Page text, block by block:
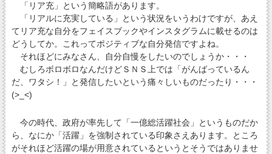
「リア充」という簡略語があります。
「リアルに充実している」という状況をいうわけですが、あえ
てリア充な自分をフェイスブックやインスタグラムに載せるのは
どうしてか。これってポジティブな自分発信ですよね。
それほどにみなさん、自分自慢をしたいのでしょうか・・・
むしろボロボロなんだけどＳＮＳ上では「がんばっているん
だ、ワタシ！」と発信したいという痛々しいものだったり・・・
(>_<)
今の時代、政府が率先して「一億総活躍社会」というものだか
ら、なにか「活躍」を強制されている印象さえあります。ところ
がそれほど活躍の場が用意されているというとそうではありませ